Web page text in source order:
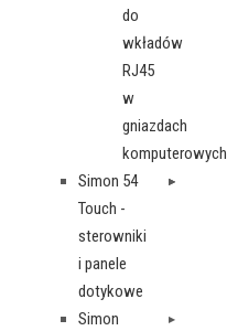
do
wkładów
RJ45
w
gniazdach
komputerowych
Simon 54
Touch -
sterowniki
i panele
dotykowe
Simon